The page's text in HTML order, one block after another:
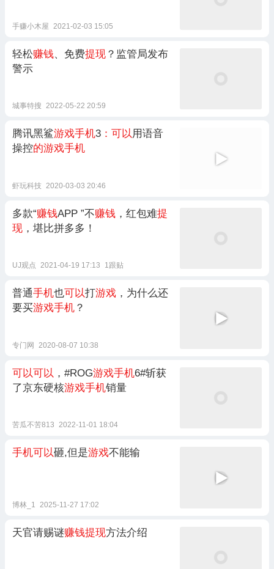
手赚小木屋 2021-02-03 15:05
轻松赚钱、免费提现 ？监管局发布
警示
城事特搜 2022-05-22 20:59
腾讯黑鲨游戏手机3 ：可以用语音
操控的游戏手机
虾玩科技 2020-03-03 20:46
多款“赚钱APP ”不赚钱 ，红包难提
现 ，堪比拼多多！
UJ观点 2021-04-19 17:13 1跟贴
普通手机也可以打游戏 ，为什么还
要买游戏手机 ？
专门网 2020-08-07 10:38
可以可以 ，#ROG游戏手机6#斩获
了京东硬核游戏手机销量
苦瓜不苦813 2022-11-01 18:04
手机可以砸,但是游戏不能输
博林_1 2025-11-27 17:02
天官请赐谜赚钱提现方法介绍